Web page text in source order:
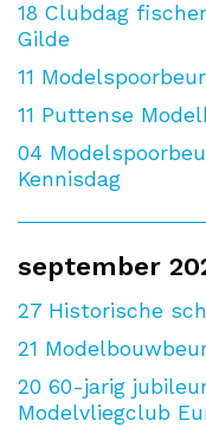
18 Clubdag
Gilde
11
11 Puttense
04
Kennisdag
september
27 Historische
21
20 60-jarig
Modelvliegclub